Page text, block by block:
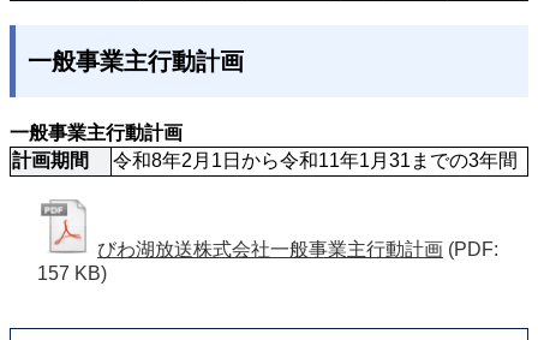
一般事業主行動計画
一般事業主行動計画
計画期間
令和8年2月1日から令和11年1月31までの3年間
びわ湖放送株式会社一般事業主行動計画 (PDF:
157 KB)